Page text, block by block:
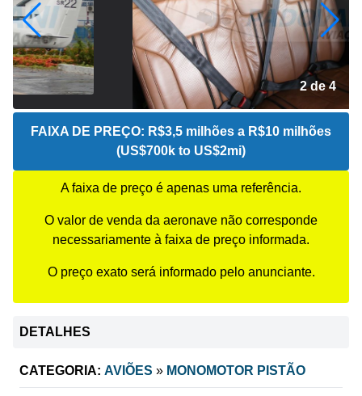
2 de 4
FAIXA DE PREÇO: R$3,5 milhões a R$10 milhões
(US$700k to US$2mi)
A faixa de preço é apenas uma referência.
O valor de venda da aeronave não corresponde
necessariamente à faixa de preço informada.
O preço exato será informado pelo anunciante.
DETALHES
CATEGORIA: AVIÕES » MONOMOTOR PISTÃO